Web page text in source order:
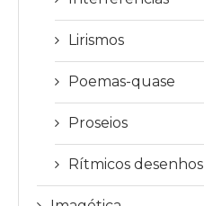
Lirismos
Poemas-quase
Proseios
Rítmicos desenhos